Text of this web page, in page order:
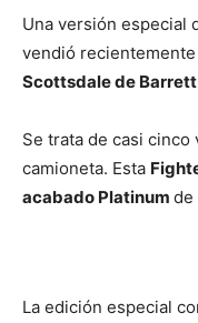
Una versión especial
vendió
Scottsdale de
Se trata de casi
camioneta. Esta
acabado Platinum de
La edición especial